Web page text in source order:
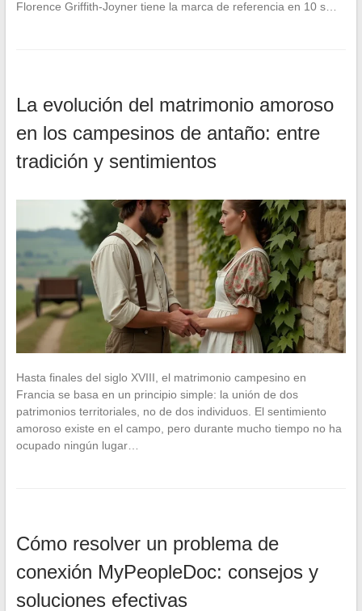
Florence Griffith-Joyner tiene la marca de referencia en 10 s…
La evolución del matrimonio amoroso
en los campesinos de antaño: entre
tradición y sentimientos
Hasta finales del siglo XVIII, el matrimonio campesino en
Francia se basa en un principio simple: la unión de dos
patrimonios territoriales, no de dos individuos. El sentimiento
amoroso existe en el campo, pero durante mucho tiempo no ha
ocupado ningún lugar…
Cómo resolver un problema de
conexión MyPeopleDoc: consejos y
soluciones efectivas